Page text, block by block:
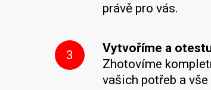
právě pro vás.
3
Vytvoříme a
Zhotovíme
vašich potřeb a